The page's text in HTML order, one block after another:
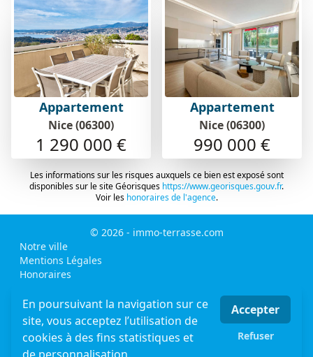
Appartement
Nice (06300)
1 290 000 €
Appartement
Nice (06300)
990 000 €
Les informations sur les risques auxquels ce bien est exposé sont
disponibles sur le site Géorisques https://www.georisques.gouv.fr.
Voir les honoraires de l'agence.
© 2026 - immo-terrasse.com
Notre ville
Mentions Légales
Honoraires
immobilier
sitemap
Appartement nice
Maisons- Villas Nice
En poursuivant la navigation sur ce
site, vous acceptez l’utilisation de
cookies à des fins statistiques et
Accepter
Refuser